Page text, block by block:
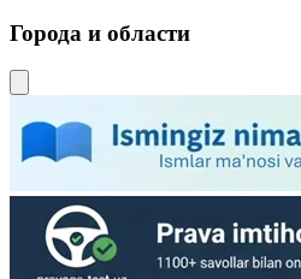
Города и области